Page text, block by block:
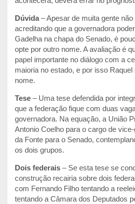
Dúvida– Apesar de muita gente
acreditando que a governadora
Gadelha na chapa do Senado, é
opte por outro nome. A avaliação é
papel importante no diálogo com a
maioria no estado, e por isso
nome.
Tese – Uma tese defendida por
que a federação fique com duas
governadora. Na equação, a União
Antonio Coelho para o cargo de
da Fonte para o Senado,
os dois grupos.
Dois federais – Se esta tese se
construção recairia sobre dois
com Fernando Filho tentando a
tentando a Câmara dos Deputados